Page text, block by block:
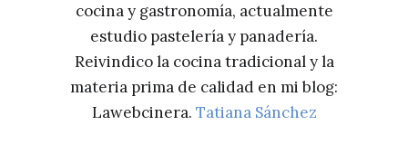
cocina y gastronomía, actualmente
estudio pastelería y panadería.
Reivindico la cocina tradicional y la
materia prima de calidad en mi blog:
Lawebcinera. Tatiana Sánchez